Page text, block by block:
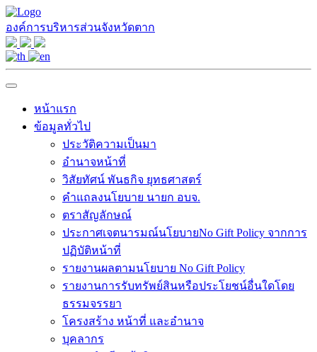
องค์การบริหารส่วนจังหวัดตาก
หน้าแรก
ข้อมูลทั่วไป
ประวัติความเป็นมา
อำนาจหน้าที่
วิสัยทัศน์ พันธกิจ ยุทธศาสตร์
คำแถลงนโยบาย นายก อบจ.
ตราสัญลักษณ์
ประกาศเจตนารมณ์นโยบายNo Gift Policy จากการ
ปฏิบัติหน้าที่
รายงานผลตามนโยบาย No Gift Policy
รายงานการรับทรัพย์สินหรือประโยชน์อื่นใดโดย
ธรรมจรรยา
โครงสร้าง หน้าที่ และอำนาจ
บุคลากร